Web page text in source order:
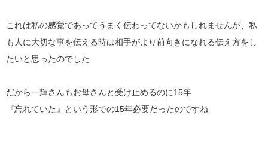
これは私の感覚であってうまく伝わってないかもしれませんが、私
も人に大切な事を伝える時は相手がより前向きになれる伝え方をし
たいと思ったのでした
だから一輝さんもお母さんと受け止めるのに15年
『忘れていた』という形での15年必要だったのですね